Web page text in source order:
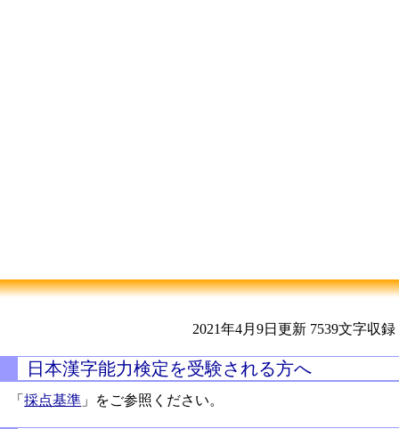
2021年4月9日更新 7539文字収録
日本漢字能力検定を受験される方へ
「採点基準 」をご参照ください。